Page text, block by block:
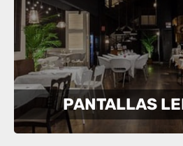
PANTALLAS